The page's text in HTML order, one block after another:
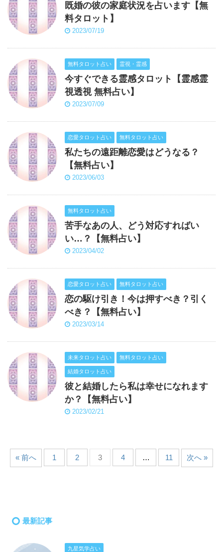
既婚の彼の家庭状況を占います【無
料タロット】
2023/07/19
無料タロット占い 霊視・霊感
今すぐできる霊感タロット【霊感霊
視透視 無料占い】
2023/07/09
恋愛タロット占い 無料タロット占い
私たちの遠距離恋愛はどうなる？
【無料占い】
2023/06/03
無料タロット占い
苦手なあの人、どう対応すればい
い…？【無料占い】
2023/04/02
恋愛タロット占い 無料タロット占い
恋の駆け引き！今は押すべき？引く
べき？【無料占い】
2023/03/14
未来タロット占い 無料タロット占い
結婚タロット占い
彼と結婚したら私は幸せになれます
か？【無料占い】
2023/02/21
« 前へ 1 2 3 4 … 11 次へ »
最新記事
九星気学占い